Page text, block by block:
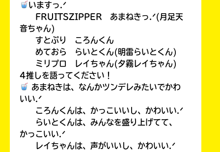
いますっ.ᐟ
FRUITSZIPPER あまねきっ.ᐟ(月足天
音ちゃん)
すとぷり ころんくん
めておら らいとくん(明雷らいとくん)
ミリプロ レイちゃん(夕霧レイちゃん)
4推しを語ってください！
あまねきは、なんかツンデレみたいでかわ
いい.ᐟ
ころんくんは、かっこいいし、かわいい.ᐟ
らいとくんは、みんなを盛り上げてて、
かっこいい.ᐟ
レイちゃんは、声がいいし、かわいい.ᐟ